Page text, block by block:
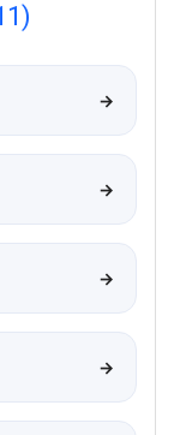
→
→
→
→